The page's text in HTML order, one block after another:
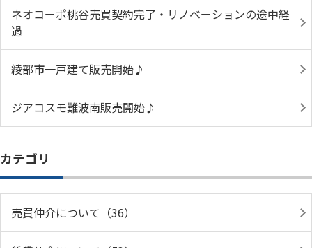
ネオコーポ桃谷売買契約完了・リノベーションの途中経
過
綾部市一戸建て販売開始♪
ジアコスモ難波南販売開始♪
カテゴリ
売買仲介について（36）